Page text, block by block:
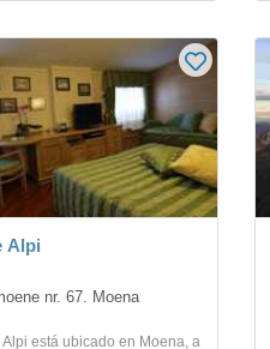
Alpi
nr. 67. Moena
Alpi está ubicado en Moena, a